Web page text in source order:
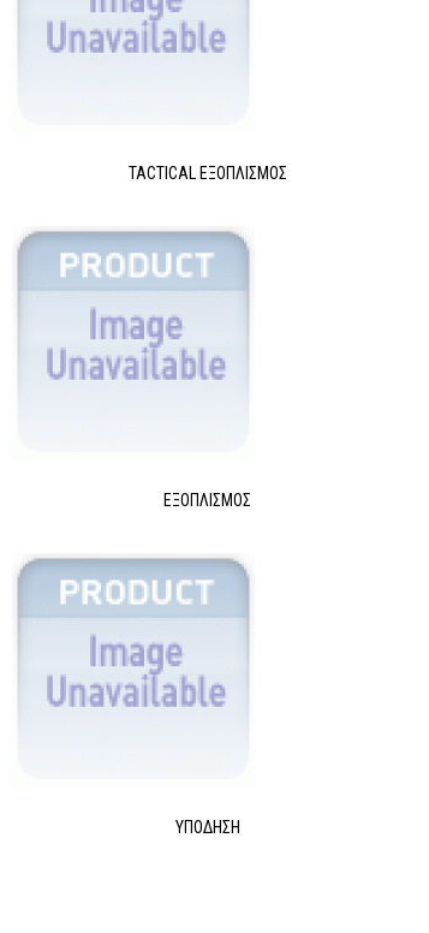
TACTICAL ΕΞΟΠΛΙΣΜΌΣ
ΕΞΟΠΛΙΣΜΌΣ
ΥΠΌΔΗΣΗ